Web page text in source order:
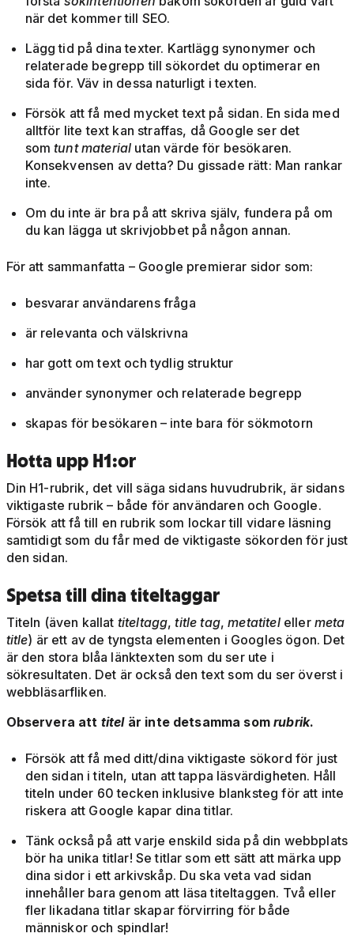
när det kommer till SEO.
Lägg tid på dina texter. Kartlägg synonymer och
relaterade begrepp till sökordet du optimerar en
sida för. Väv in dessa naturligt i texten.
Försök att få med mycket text på sidan. En sida med
alltför lite text kan straffas, då Google ser det
somtunt material utan värde för besökaren.
Konsekvensen av detta? Du gissade rätt: Man rankar
inte.
Om du inte är bra på att skriva själv, fundera på om
du kan lägga ut skrivjobbet på någon annan.
För att sammanfatta – Google premierar sidor som:
besvarar användarens fråga
är relevanta och välskrivna
har gott om text och tydlig struktur
använder synonymer och relaterade begrepp
skapas för besökaren – inte bara för sökmotorn
Hotta upp H1:or
Din H1-rubrik, det vill säga sidans huvudrubrik, är sidans
viktigaste rubrik – både för användaren och Google.
Försök att få till en rubrik som lockar till vidare läsning
samtidigt som du får med de viktigaste sökorden för just
den sidan.
Spetsa till dina titeltaggar
Titeln (även kallat titeltagg,title tag,metatiteleller meta
title) är ett av de tyngsta elementen i Googles ögon. Det
är den stora blåa länktexten som du ser ute i
sökresultaten. Det är också den text som du ser överst i
webbläsarfliken.
Observera att titelär inte detsamma somrubrik.
Försök att få med ditt/dina viktigaste sökord för just
den sidan i titeln, utan att tappa läsvärdigheten. Håll
titeln under 60 tecken inklusive blanksteg för att inte
riskera att Google kapar dina titlar.
Tänk också på att varje enskild sida på din webbplats
bör ha unika titlar! Se titlar som ett sätt att märka upp
dina sidor i ett arkivskåp. Du ska veta vad sidan
innehåller bara genom att läsa titeltaggen. Två eller
fler likadana titlar skapar förvirring för både
människor och spindlar!